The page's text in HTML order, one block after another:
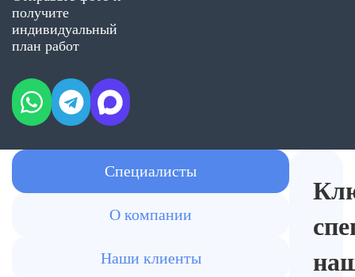
получите
индивидуальный
план работ
Специалисты
О компании
Наши клиенты